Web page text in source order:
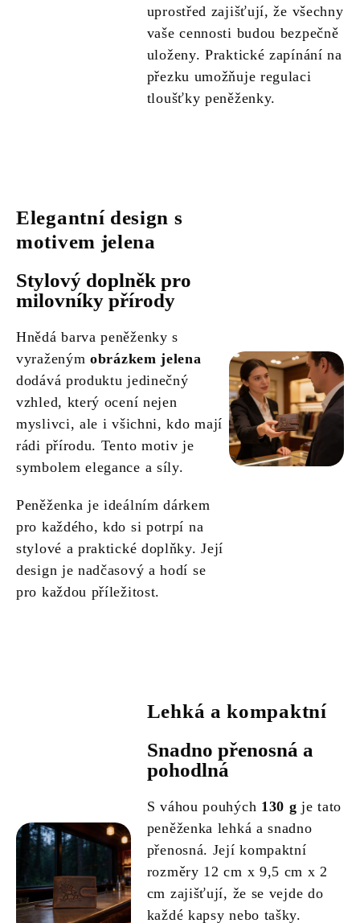
uprostřed zajišťují, že všechny
vaše cennosti budou bezpečně
uloženy. Praktické zapínání na
přezku umožňuje regulaci
tloušťky peněženky.
Elegantní design s
motivem jelena
Stylový doplněk pro
milovníky přírody
Hnědá barva peněženky s
vyraženým obrázkem jelena
dodává produktu jedinečný
vzhled, který ocení nejen
myslivci, ale i všichni, kdo mají
rádi přírodu. Tento motiv je
symbolem elegance a síly.
Peněženka je ideálním dárkem
pro každého, kdo si potrpí na
stylové a praktické doplňky. Její
design je nadčasový a hodí se
pro každou příležitost.
Lehká a kompaktní
Snadno přenosná a
pohodlná
S váhou pouhých 130 g je tato
peněženka lehká a snadno
přenosná. Její kompaktní
rozměry 12 cm x 9,5 cm x 2
cm zajišťují, že se vejde do
každé kapsy nebo tašky.